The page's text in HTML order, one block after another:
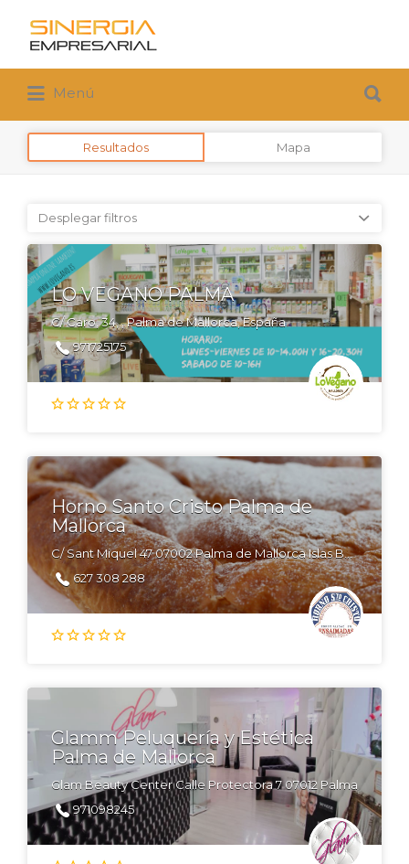
Buscar
por:
Menú
por:
Resultados Mapa
Desplegar filtros
LO VEGANO PALMA
C/ Caro, 34, , Palma de Mallorca, España
971725175
Horno Santo Cristo Palma de
Mallorca
C/ Sant Miquel 47 07002 Palma de Mallorca Islas Baleares España
627 308 288
Glamm Peluquería y Estética
Palma de Mallorca
Glam Beauty Center Calle Protectora 7 07012 Palma
971098245